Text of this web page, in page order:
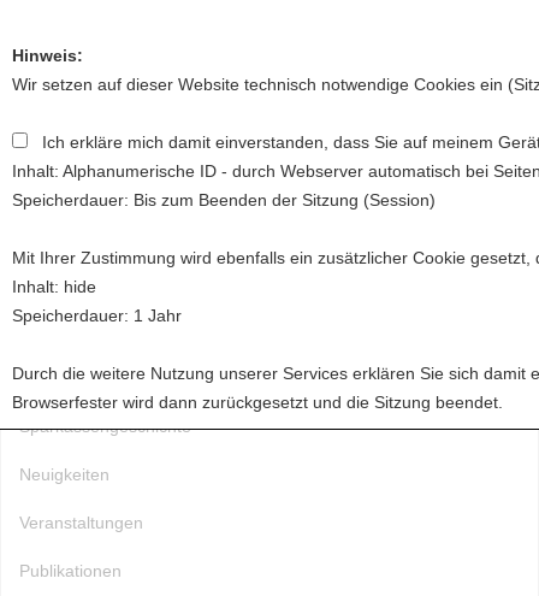
Hinweis:
Wir setzen auf dieser Website technisch notwendige Cookies ein
Ich erkläre mich damit einverstanden, dass Sie auf meinem
Inhalt: Alphanumerische ID - durch Webserver automatisch bei
Speicherdauer: Bis zum Beenden der Sitzung (Session)
Mit Ihrer Zustimmung wird ebenfalls ein zusätzlicher Cookie
Inhalt: hide
Speicherdauer: 1 Jahr
Durch die weitere Nutzung unserer Services erklären Sie sich
Browserfester wird dann zurückgesetzt und die Sitzung beendet.
Startseite
Über uns
Förderung
Sparkassengeschichte
Neuigkeiten
Veranstaltungen
Publikationen